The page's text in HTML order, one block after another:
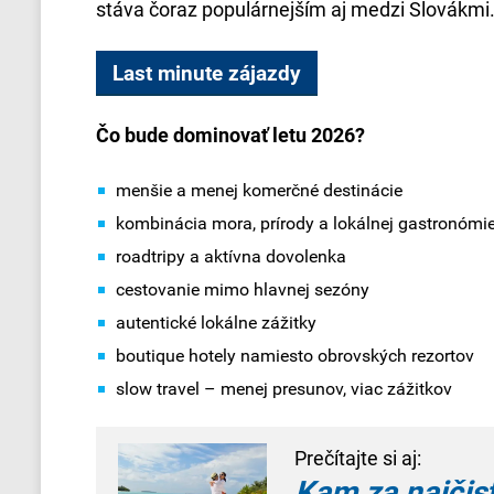
stáva čoraz populárnejším aj medzi Slovákmi.
Last minute zájazdy
Čo bude dominovať letu 2026?
menšie a menej komerčné destinácie
kombinácia mora, prírody a lokálnej
roadtripy a aktívna dovolenka
cestovanie mimo hlavnej sezóny
autentické lokálne zážitky
boutique hotely namiesto obrovských rezortov
slow travel – menej presunov, viac zážitkov
Prečítajte si aj: